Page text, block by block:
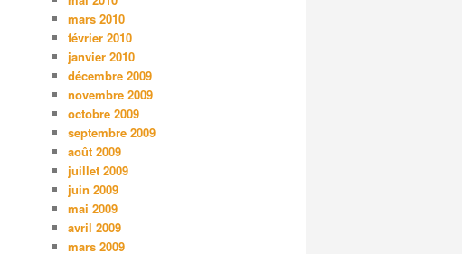
mars 2010
février 2010
janvier 2010
décembre 2009
novembre 2009
octobre 2009
septembre 2009
août 2009
juillet 2009
juin 2009
mai 2009
avril 2009
mars 2009